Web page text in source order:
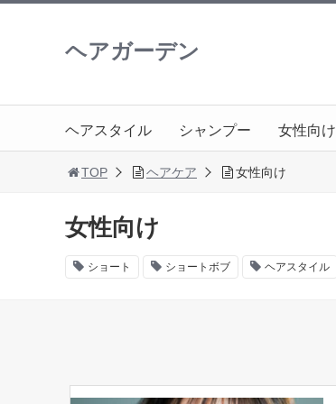
ヘアガーデン
ヘアスタイル シャンプー 女性向け
TOP ヘアケア 女性向け
女性向け
ショート ショートボブ ヘアスタイル